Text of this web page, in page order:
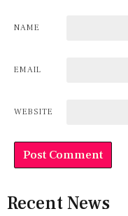
NAME
EMAIL
WEBSITE
Recent News